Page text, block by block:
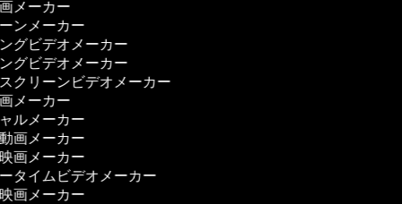
メーカー
ンメーカー
グビデオメーカー
グビデオメーカー
スクリーンビデオメーカー
メーカー
ルメーカー
画メーカー
画メーカー
ータイムビデオメーカー
画メーカー